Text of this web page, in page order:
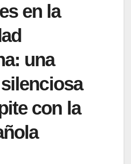
en la
una
con la